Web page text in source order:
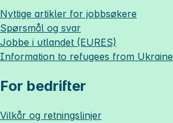
Nyttige artikler for jobbsøkere
Spørsmål og svar
Jobbe i utlandet (EURES)
Information to refugees from Ukraine
For bedrifter
Vilkår og retningslinjer